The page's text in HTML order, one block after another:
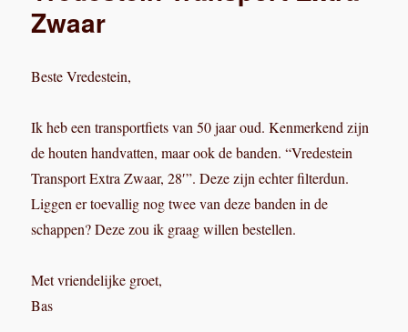
Zwaar
Beste Vredestein,
Ik heb een transportfiets van 50 jaar oud. Kenmerkend zijn
de houten handvatten, maar ook de banden. “Vredestein
Transport Extra Zwaar, 28′”. Deze zijn echter filterdun.
Liggen er toevallig nog twee van deze banden in de
schappen? Deze zou ik graag willen bestellen.
Met vriendelijke groet,
Bas